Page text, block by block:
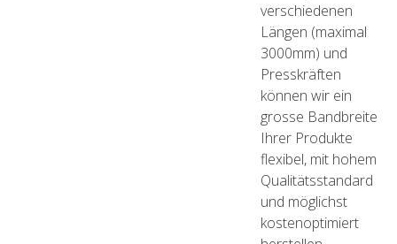
verschiedenen
Längen (maximal
3000mm) und
Presskräften
können wir ein
grosse Bandbreite
Ihrer Produkte
flexibel, mit hohem
Qualitätsstandard
und möglichst
kostenoptimiert